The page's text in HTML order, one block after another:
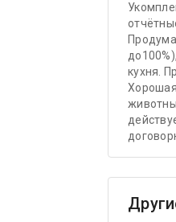
кухня.